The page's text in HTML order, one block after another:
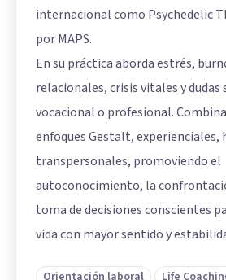
internacional como Psychedelic
por MAPS.
En su práctica aborda estrés,
relacionales, crisis vitales y
vocacional o profesional.
enfoques Gestalt, experienciales,
transpersonales, promoviendo el
autoconocimiento, la
toma de decisiones conscientes
vida con mayor sentido y
Orientación laboral Life